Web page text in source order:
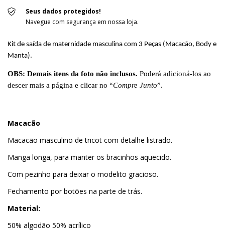
Seus dados protegidos!
Navegue com segurança em nossa loja.
Kit de saída de maternidade masculina com 3 Peças (Macacão, Body e
Manta).
OBS: Demais itens da foto não inclusos. Poderá adicioná-los ao
descer mais a página e clicar no “Compre Junto”.
Macacão
Macacão masculino de tricot com detalhe listrado.
Manga longa, para manter os bracinhos aquecido.
Com pezinho para deixar o modelito gracioso.
Fechamento por botões na parte de trás.
Material:
50% algodão 50% acrílico